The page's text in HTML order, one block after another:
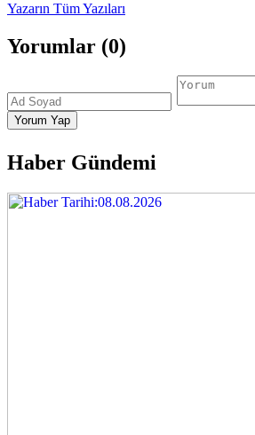
Yazarın Tüm Yazıları
Yorumlar (0)
Haber Gündemi